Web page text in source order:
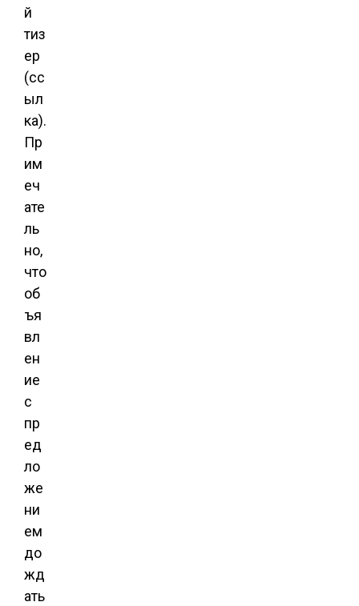
й
тиз
ер
(сс
ыл
ка).
Пр
им
еч
ате
ль
но,
что
об
ъя
вл
ен
ие
с
пр
ед
ло
же
ни
ем
до
жд
ать